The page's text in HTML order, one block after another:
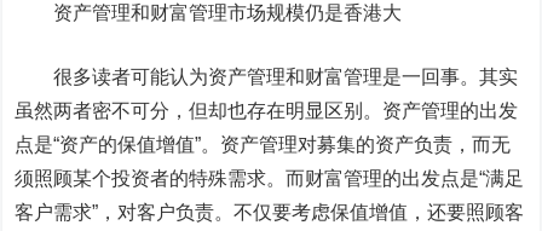
资产管理和财富管理市场规模仍是香港大
很多读者可能认为资产管理和财富管理是一回事。其实
虽然两者密不可分，但却也存在明显区别。资产管理的出发
点是“资产的保值增值”。资产管理对募集的资产负责，而无
须照顾某个投资者的特殊需求。而财富管理的出发点是“满足
客户需求”，对客户负责。不仅要考虑保值增值，还要照顾客